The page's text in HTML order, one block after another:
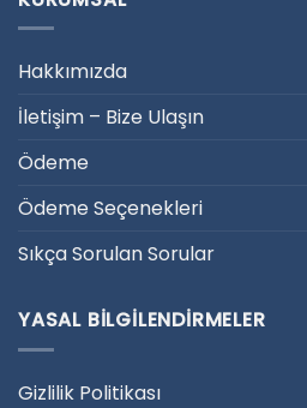
Hakkımızda
İletişim – Bize Ulaşın
Ödeme
Ödeme Seçenekleri
Sıkça Sorulan Sorular
YASAL BILGILENDIRMELER
Gizlilik Politikası